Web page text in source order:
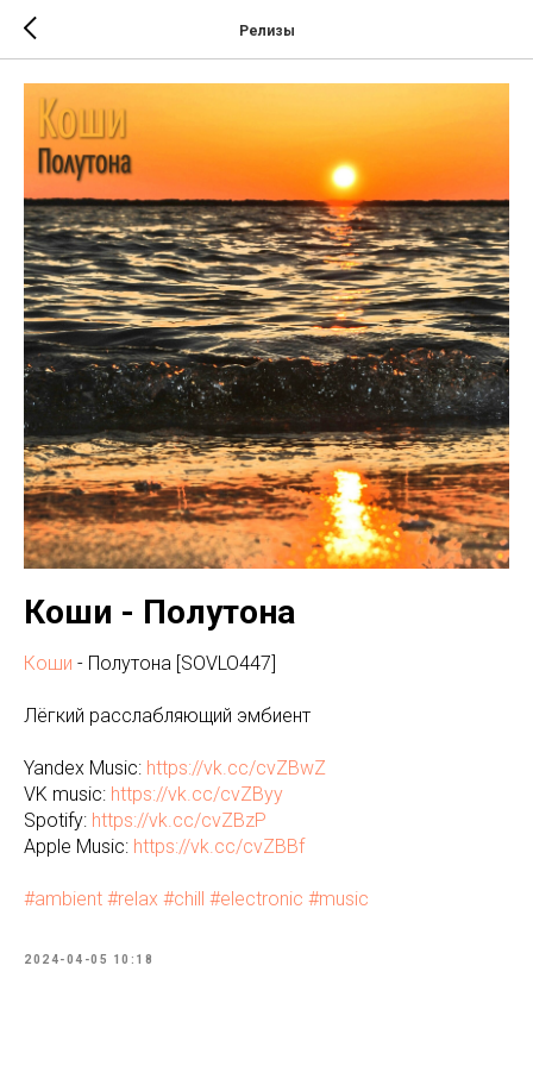
Релизы
Коши - Полутона
Коши - Полутона [SOVLO447]
Лёгкий расслабляющий эмбиент
Yandex Music: https://vk.cc/cvZBwZ
VK music: https://vk.cc/cvZByy
Spotify: https://vk.cc/cvZBzP
Apple Music: https://vk.cc/cvZBBf
#ambient #relax #chill #electronic #music
2024-04-05 10:18